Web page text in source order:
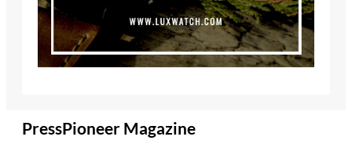
PressPioneer Magazine